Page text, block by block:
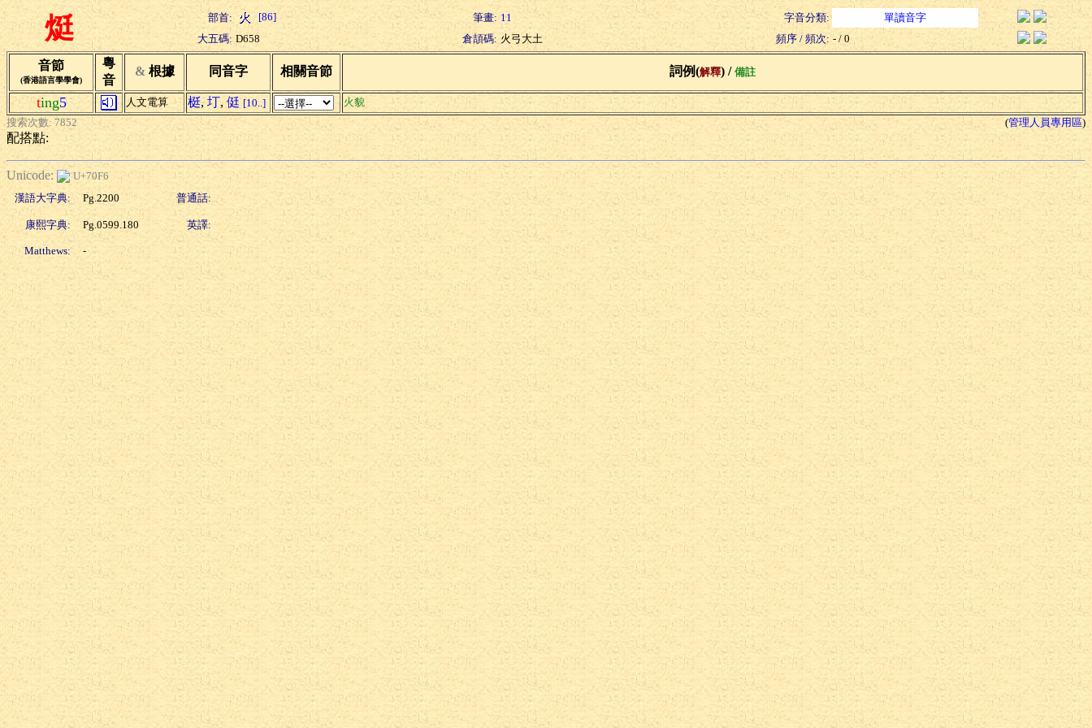
烶 部首: [86] 筆畫: 11 字音分類:
單讀音字
大五碼: D658 倉頡碼: 火弓大土 頻序 / 頻次: - / 0
音節
(香港語言學學會)
粵
音
& 根據 同音字 相關音節 詞例(解釋) / 備註
ting5 人文電算 梃, 圢, 侹 [10..]
火貌
搜索次數: 7852
(管理人員專用區)
配搭點:
Unicode:
U+70F6
漢語大字典:
Pg.2200 普通話:
康熙字典: Pg.0599.180 英譯:
Matthews: -